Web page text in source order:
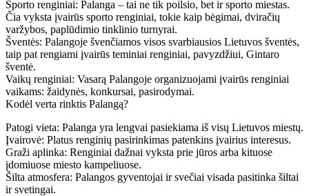
Sporto renginiai: Palanga – tai ne tik poilsio, bet ir sporto miestas.
Čia vyksta įvairūs sporto renginiai, tokie kaip bėgimai, dviračių
varžybos, paplūdimio tinklinio turnyrai.
Šventės: Palangoje švenčiamos visos svarbiausios Lietuvos šventės,
taip pat rengiami įvairūs teminiai renginiai, pavyzdžiui, Gintaro
šventė.
Vaikų renginiai: Vasarą Palangoje organizuojami įvairūs renginiai
vaikams: žaidynės, konkursai, pasirodymai.
Kodėl verta rinktis Palangą?
Patogi vieta: Palanga yra lengvai pasiekiama iš visų Lietuvos miestų.
Įvairovė: Platus renginių pasirinkimas patenkins įvairius interesus.
Graži aplinka: Renginiai dažnai vyksta prie jūros arba kituose
įdomiuose miesto kampeliuose.
Šilta atmosfera: Palangos gyventojai ir svečiai visada pasitinka šiltai
ir svetingai.